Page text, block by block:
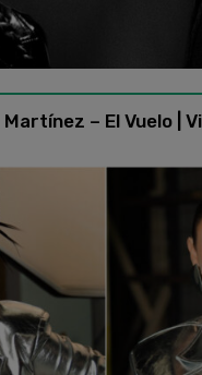
– El Vuelo |